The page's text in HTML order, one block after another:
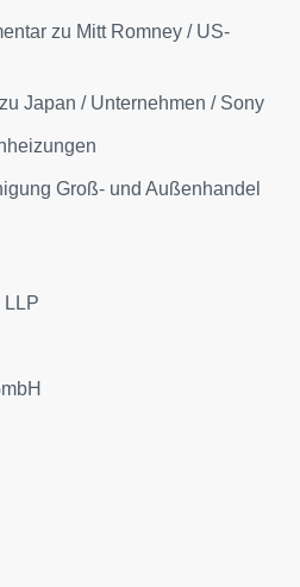
zu Mitt Romney / US-
Japan / Unternehmen / Sony
Groß- und Außenhandel
LLP